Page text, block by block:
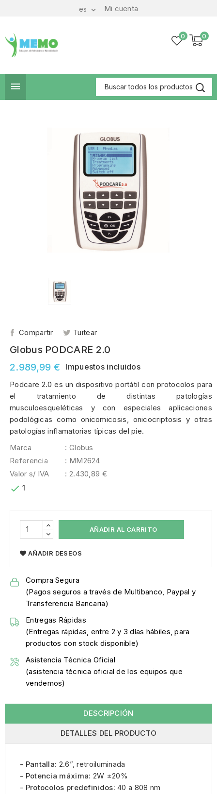
Mi cuenta
es 
0
0

Compartir Tuitear
Globus PODCARE 2.0
2.989,99 €
Impuestos incluidos
Podcare 2.0 es un dispositivo portátil con protocolos para
el tratamiento de distintas patologías
musculoesqueléticas y con especiales aplicaciones
podológicas como onicomicosis, onicocriptosis y otras
patologías inflamatorias típicas del pie.
Marca
: Globus
Referencia
: MM2624
Valor s/ IVA
: 2.430,89 €
 1
AÑADIR AL CARRITO
AÑADIR DESEOS
Compra Segura
(Pagos seguros a través de Multibanco, Paypal y
Transferencia Bancaria)
Entregas Rápidas
(Entregas rápidas, entre 2 y 3 días hábiles, para
productos con stock disponible)
Asistencia Técnica Oficial
(asistencia técnica oficial de los equipos que
vendemos)
DESCRIPCIÓN
DETALLES DEL PRODUCTO
- Pantalla: 2.6”, retroiluminada
- Potencia máxima: 2W ±20%
- Protocolos predefinidos: 40 a 808 nm